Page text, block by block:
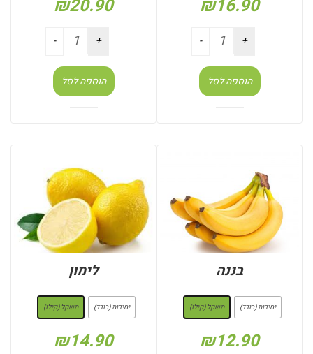
₪16.90
הוספה לסל
₪20.90
הוספה לסל
בננה
יחידות (בודד) משקל (קילו)
₪12.90
לימון
יחידות (בודד) משקל (קילו)
₪14.90